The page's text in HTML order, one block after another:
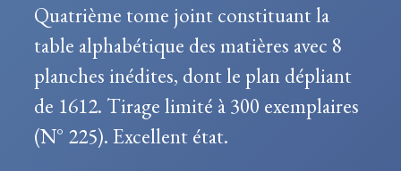
Quatrième tome joint constituant la
table alphabétique des matières avec 8
planches inédites, dont le plan dépliant
de 1612. Tirage limité à 300 exemplaires
(N° 225). Excellent état.